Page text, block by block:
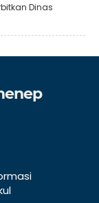
Dinas